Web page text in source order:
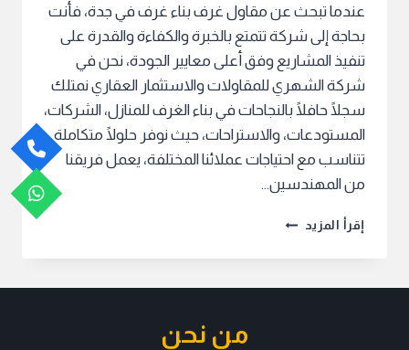
عندما تبحث عن مقاول غرف بناء غرف في جدة، فأنت
بحاجة إلى شركة تتمتع بالخبرة والكفاءة والقدرة على
تنفيذ المشاريع وفق أعلى معايير الجودة، نحن في
شركة الشهري للمقاولات والاستثمار العقاري نمتلك
سجلًا حافلًا بالنجاحات في بناء الغرف للمنازل، الشركات،
المستودعات، والاستراحات، حيث نوفر حلولًا متكاملة
تتناسب مع احتياجات عملائنا المختلفة، يعمل فريقنا
من المهندسين…
إقرأ المزيد مقاول
من نحن